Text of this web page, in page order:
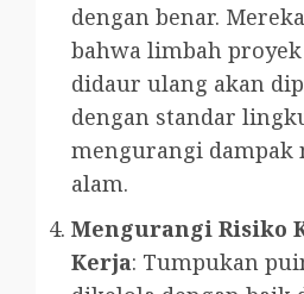
dengan benar.
bahwa limbah
didaur ulang akan
dengan standar
mengurangi dampak
alam.
Mengurangi Risiko
Kerja: Tumpukan